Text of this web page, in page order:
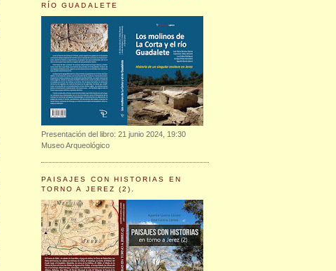
RÍO GUADALETE
Presentación del libro: 21 junio 2024, 19:30
Museo Arqueológico
PAISAJES CON HISTORIAS EN
TORNO A JEREZ (2).